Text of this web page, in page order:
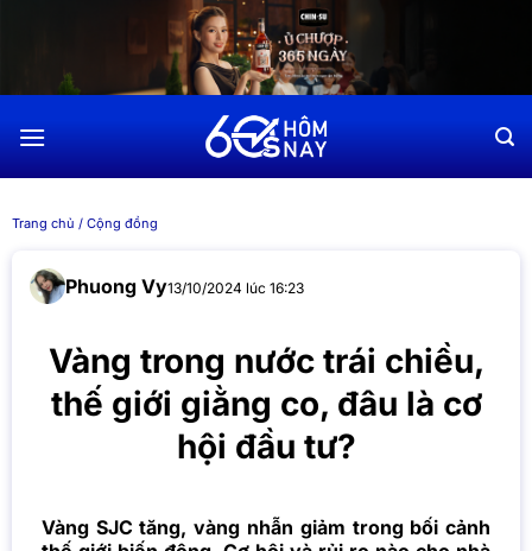
dung
Trang chủ / Cộng đồng
Phuong Vy13/10/2024 lúc 16:23
Vàng trong nước trái chiều,
thế giới giằng co, đâu là cơ
hội đầu tư?
Vàng SJC tăng, vàng nhẫn giảm trong bối cảnh